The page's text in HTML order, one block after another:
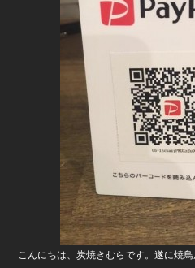
o
o
k
こんにちは、炭焼きむらです。遂に焼